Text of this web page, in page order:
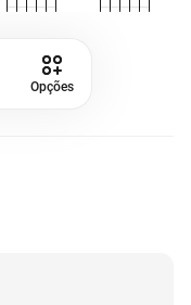
Opções